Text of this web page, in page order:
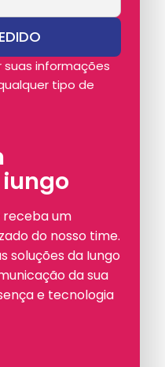
receba um
do nosso time.
soluções da Iungo
da sua
e tecnologia
informações
tipo de